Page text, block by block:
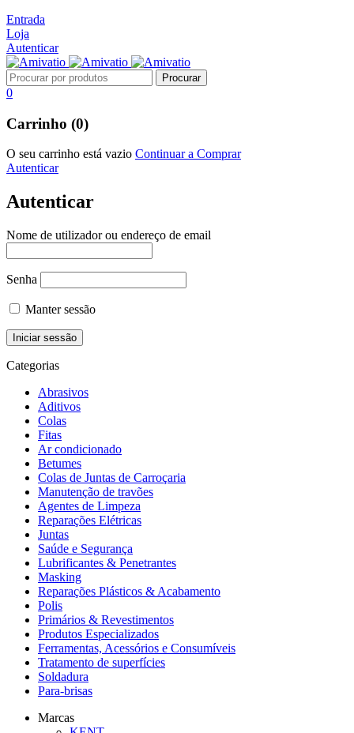
Entrada
Loja
Autenticar
0
Carrinho (0)
O seu carrinho está vazio Continuar a Comprar
Autenticar
Autenticar
Nome de utilizador ou endereço de email
Senha
Manter sessão
Categorias
Abrasivos
Aditivos
Colas
Fitas
Ar condicionado
Betumes
Colas de Juntas de Carroçaria
Manutenção de travões
Agentes de Limpeza
Reparações Elétricas
Juntas
Saúde e Segurança
Lubrificantes & Penetrantes
Masking
Reparações Plásticos & Acabamento
Polis
Primários & Revestimentos
Produtos Especializados
Ferramentas, Acessórios e Consumíveis
Tratamento de superfícies
Soldadura
Para-brisas
Marcas